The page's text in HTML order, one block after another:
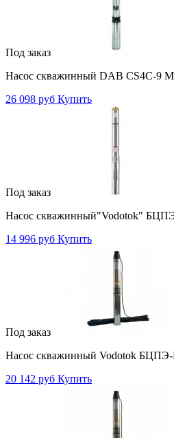
Под заказ
Насос скважинный DAB CS4C-9
26 098 руб Купить
Под заказ
Насос скважинный"Vodotok"
14 996 руб Купить
Под заказ
Насос скважинный Vodotok
20 142 руб Купить